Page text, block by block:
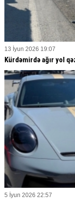
13 İyun 2026 19:07
Kürdəmirdə ağır yol
5 İyun 2026 22:57